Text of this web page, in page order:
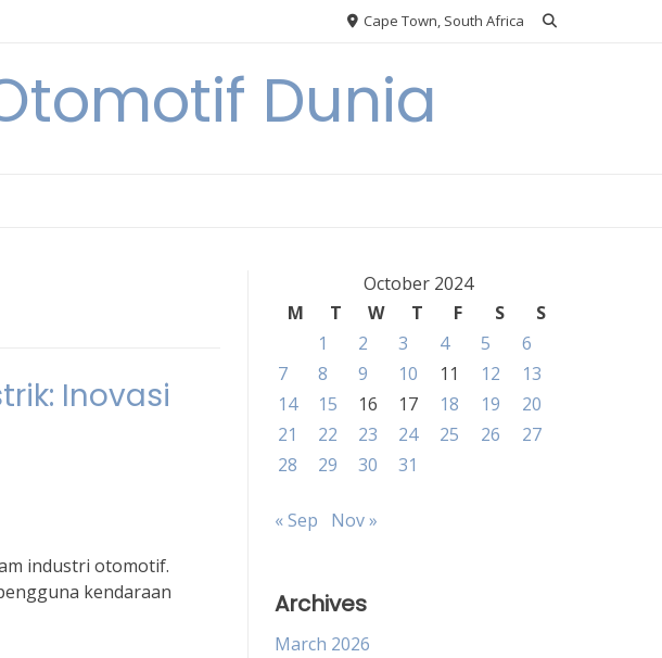
Cape Town, South Africa
Dunia
Inovasi
industri otomotif.
kendaraan
October 2024
M
T W T F S
S
1
2 3 4 5
6
7
8 9 10 11 12
13
14
15 16 17 18 19
20
21
22 23 24 25 26
27
28
29 30 31
« Sep Nov »
Archives
March 2026